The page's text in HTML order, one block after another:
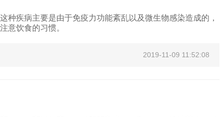
疾病主要是由于免疫力功能紊乱以及微生物感染造成的，
意饮食的习惯。
2019-11-09 11:52:08